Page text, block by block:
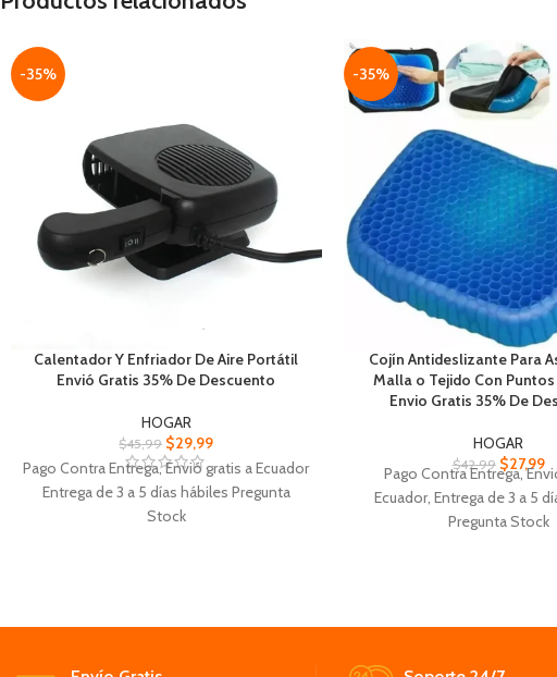
-35%
Calentador Y Enfriador De Aire Portátil
Envió Gratis 35% De Descuento
HOGAR
$45,99 $29,99
Pago Contra Entrega, Envió gratis a Ecuador
Entrega de 3 a 5 días hábiles Pregunta
Stock
-35%
Cojín Antideslizante Para
Malla o Tejido Con
Envio Gratis 35% De
HOGAR
$42,99 $27,99
Pago Contra Entrega,
Ecuador, Entrega de 3 a 5
Pregunta Stock